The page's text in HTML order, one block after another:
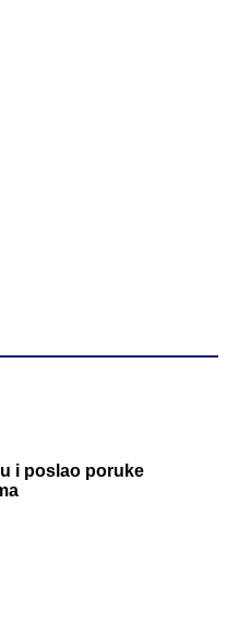
i poslao poruke